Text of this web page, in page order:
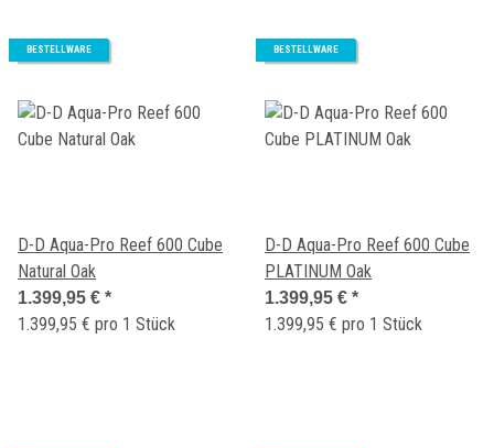
BESTELLWARE
D-D Aqua-Pro Reef 600 Cube
Natural Oak
1.399,95 € *
1.399,95 € pro 1 Stück
BESTELLWARE
D-D Aqua-Pro Reef 600 Cube
PLATINUM Oak
1.399,95 € *
1.399,95 € pro 1 Stück